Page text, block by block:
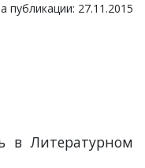
публикации: 27.11.2015
в Литературном